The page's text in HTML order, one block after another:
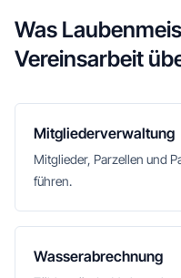
Was
Vereinsarbeit
Mitgliederverwaltung
Mitglieder, Parzellen und
führen.
Wasserabrechnung